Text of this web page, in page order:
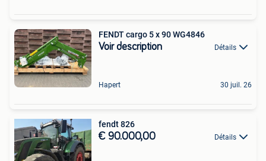
FENDT cargo 5 x 90 WG4846
Voir description Détails
Hapert 30 juil. 26
fendt 826
€ 90.000,00 Détails